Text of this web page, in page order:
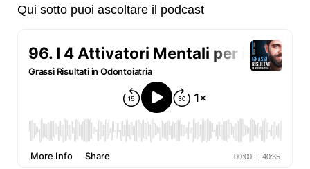
Qui sotto puoi ascoltare il podcast